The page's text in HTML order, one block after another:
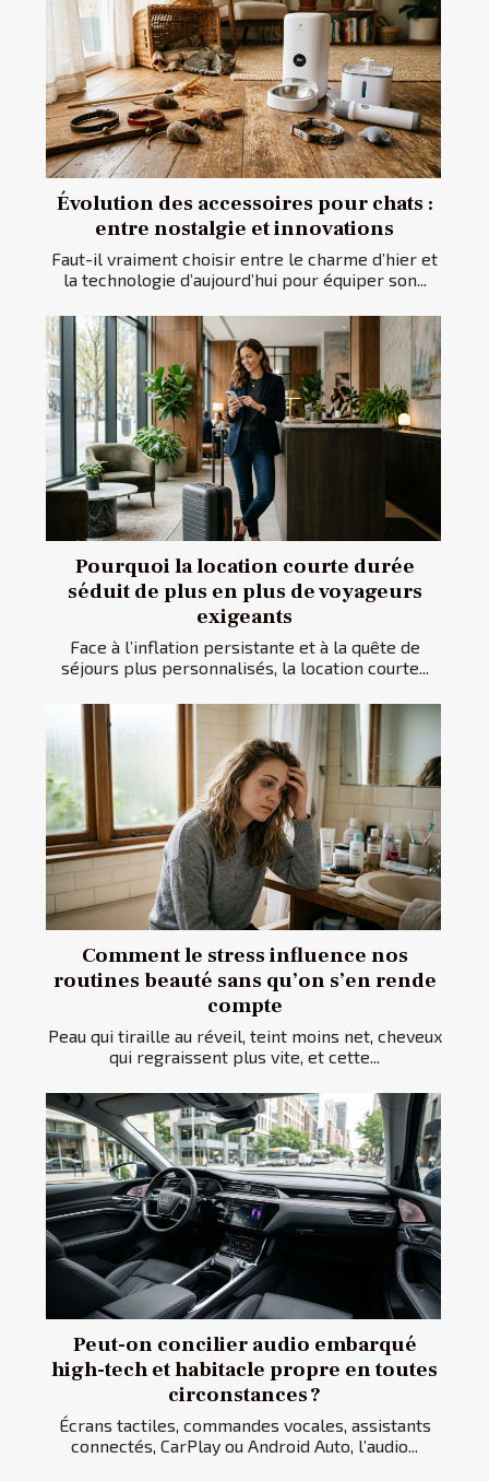
Évolution des accessoires pour chats :
entre nostalgie et innovations
Faut-il vraiment choisir entre le charme d’hier et
la technologie d’aujourd’hui pour équiper son...
Pourquoi la location courte durée
séduit de plus en plus de voyageurs
exigeants
Face à l’inflation persistante et à la quête de
séjours plus personnalisés, la location courte...
Comment le stress influence nos
routines beauté sans qu’on s’en rende
compte
Peau qui tiraille au réveil, teint moins net, cheveux
qui regraissent plus vite, et cette...
Peut-on concilier audio embarqué
high-tech et habitacle propre en toutes
circonstances ?
Écrans tactiles, commandes vocales, assistants
connectés, CarPlay ou Android Auto, l’audio...